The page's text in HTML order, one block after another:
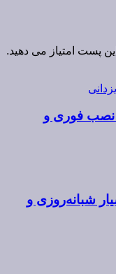
پست امتیاز می دهید.
| نصب فوری و
شبانه‌روزی و